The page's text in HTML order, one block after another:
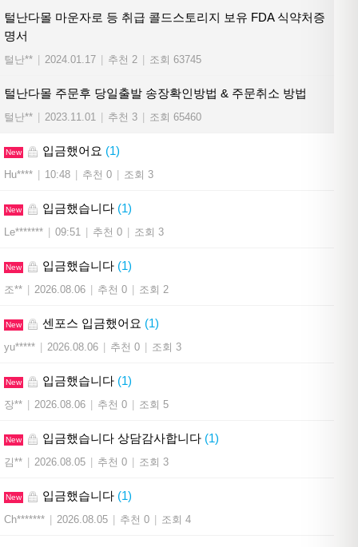
털난다몰 마운자로 등 취급 콜드스토리지 보유 FDA 식약처증
명서
털난** 2024.01.17 추천 2 조회 63745
털난다몰 주문후 당일출발 송장확인방법 & 주문취소 방법
털난** 2023.11.01 추천 3 조회 65460
New 입금했어요 (1)
Hu**** 10:48 추천 0 조회 3
New 입금했습니다 (1)
Le******* 09:51 추천 0 조회 3
New 입금했습니다 (1)
조** 2026.08.06 추천 0 조회 2
New 센포스 입금했어요 (1)
yu***** 2026.08.06 추천 0 조회 3
New 입금했습니다 (1)
장** 2026.08.06 추천 0 조회 5
New 입금했습니다 상담감사합니다 (1)
김** 2026.08.05 추천 0 조회 3
New 입금했습니다 (1)
Ch******* 2026.08.05 추천 0 조회 4